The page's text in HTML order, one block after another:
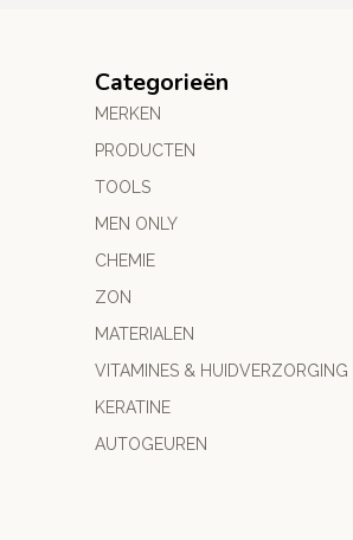
Categorieën
MERKEN
PRODUCTEN
TOOLS
MEN ONLY
CHEMIE
ZON
MATERIALEN
VITAMINES & HUIDVERZORGING
KERATINE
AUTOGEUREN